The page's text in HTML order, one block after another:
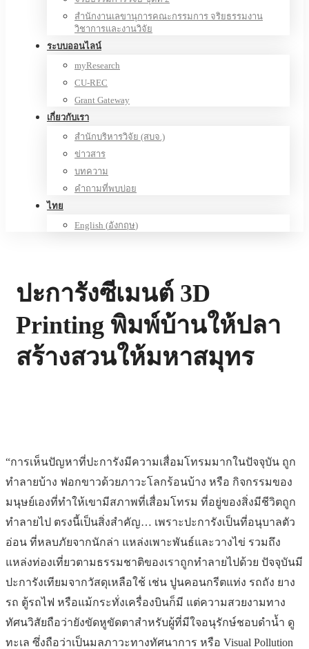
สำนักงานเลขานุการคณะกรรมการ จริยธรรมงาน
วิชาการและงานวิจัย
ระบบออนไลน์
myResearch
CU-REC
Grant Gateway
เกี่ยวกับเรา
สำนักบริหารวิจัย (สบจ.)
ข่าวสาร
บทความ
คำถามที่พบบ่อย
ไทย
English (อังกฤษ)
ปะการังซีเมนต์ 3D
Printing พิมพ์บ้านให้ปลา
สร้างสวนให้มหาสมุทร
“การเห็นปัญหาที่ปะการังมีความเสื่อมโทรมมากในปัจจุบัน ถูก
ทำลายบ้าง ฟอกขาวด้วยภาวะโลกร้อนบ้าง หรือ กิจกรรมของ
มนุษย์เองที่ทำให้เขามีสภาพที่เสื่อมโทรม ที่อยู่ของสิ่งมีชีวิตถูก
ทำลายไป ตรงนี้เป็นสิ่งสำคัญ… เพราะปะการังเป็นที่อนุบาลตัว
อ่อน ที่หลบภัยจากนักล่า แหล่งเพาะพันธ์และวางไข่ รวมถึง
แหล่งท่องเที่ยวตามธรรมชาติของเราถูกทำลายไปด้วย ปัจจุบันมี
ปะการังเทียมจากวัสดุเหลือใช้ เช่น ปูนคอนกรีตแท่ง รถถัง ยาง
รถ ตู้รถไฟ หรือแม้กระทั่งเครื่องบินก็มี แต่ความสวยงามทาง
ทัศนวิสัยถือว่ายังขัดหูขัดตาสำหรับผู้ที่มีใจอนุรักษ์ชอบดำน้ำ ดู
ทะเล ซึ่งถือว่าเป็นมลภาวะทางทัศนาการ หรือ Visual Pollution